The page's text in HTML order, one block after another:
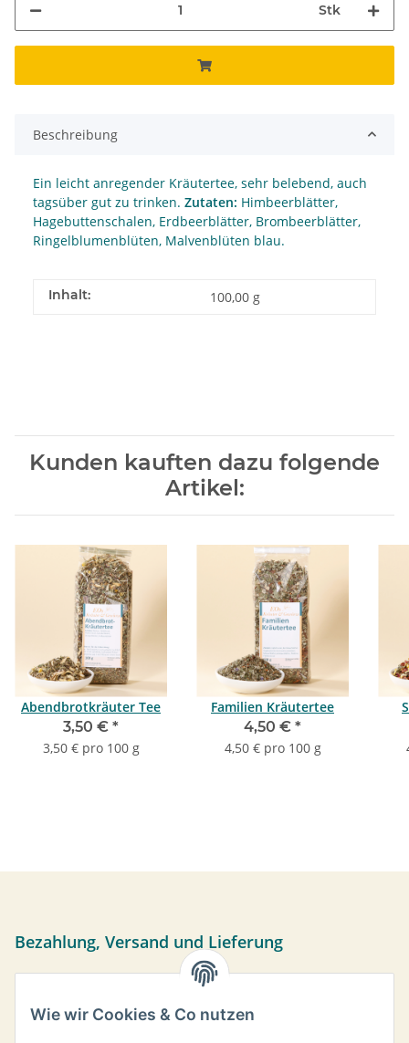
Stk
Beschreibung
Ein leicht anregender Kräutertee, sehr belebend, auch
tagsüber gut zu trinken. Zutaten: Himbeerblätter,
Hagebuttenschalen, Erdbeerblätter, Brombeerblätter,
Ringelblumenblüten, Malvenblüten blau.
Inhalt: 100,00 g
Kunden kauften dazu folgende
Artikel:
Abendbrotkräuter Tee
3,50 € *
3,50 € pro 100 g
Familien Kräutertee
4,50 € *
4,50 € pro 100 g
Bezahlung, Versand und Lieferung
Sie können per Vorkasse, PayPal oder bei Abholung bar
übermittelt.
Wie wir Cookies & Co nutzen